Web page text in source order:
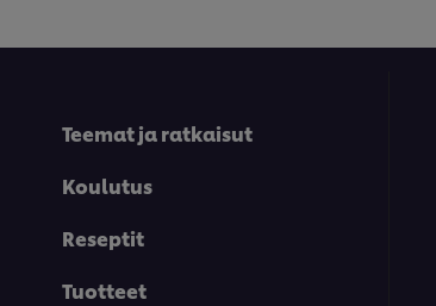
Teemat ja ratkaisut
Koulutus
Reseptit
Tuotteet